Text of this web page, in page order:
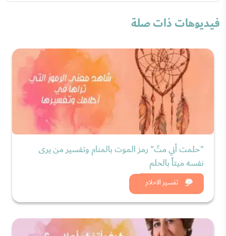
فيديوهات ذات صلة
تفسير الاحلام
"حلمت أني متّ" رمز الموت بالمنام وتفسير من يرى
نفسه ميتاً بالحلم
شاهد الان